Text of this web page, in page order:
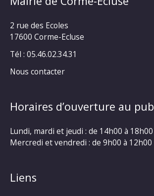
2 rue des Ecoles
17600 Corme-Ecluse
Tél : 05.46.02.34.31
Nous contacter
Horaires d’ouverture au
Lundi, mardi et jeudi : de 14h00 à 18h00
Mercredi et vendredi : de 9h00 à 12h00
Liens